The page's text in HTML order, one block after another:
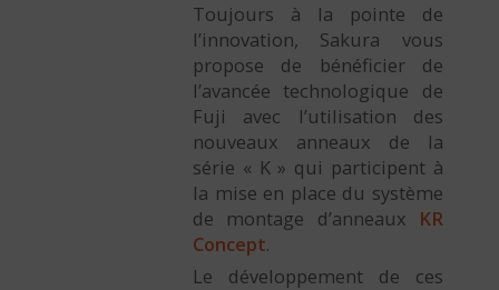
Toujours à la pointe de
l’innovation, Sakura vous
propose de bénéficier de
l’avancée technologique de
Fuji avec l’utilisation des
nouveaux anneaux de la
série « K » qui participent à
la mise en place du système
de montage d’anneaux KR
Concept.
Le développement de ces